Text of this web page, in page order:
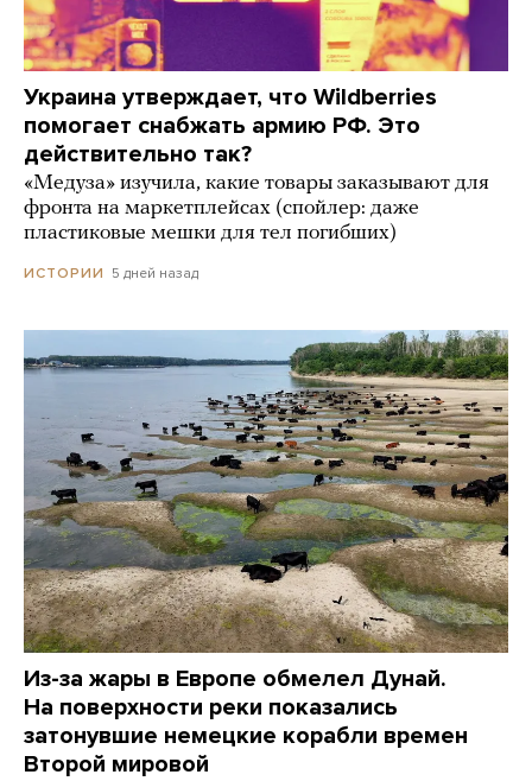
Украина утверждает, что Wildberries
помогает снабжать армию РФ. Это
действительно так?
«Медуза» изучила, какие товары заказывают для
фронта на маркетплейсах (спойлер: даже
пластиковые мешки для тел погибших)
ИСТОРИИ 5 дней назад
Из-за жары в Европе обмелел Дунай.
На поверхности реки показались
затонувшие немецкие корабли времен
Второй мировой